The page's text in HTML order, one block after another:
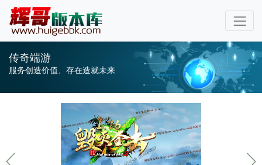
传奇端游
服务创造价值、存在造就未来